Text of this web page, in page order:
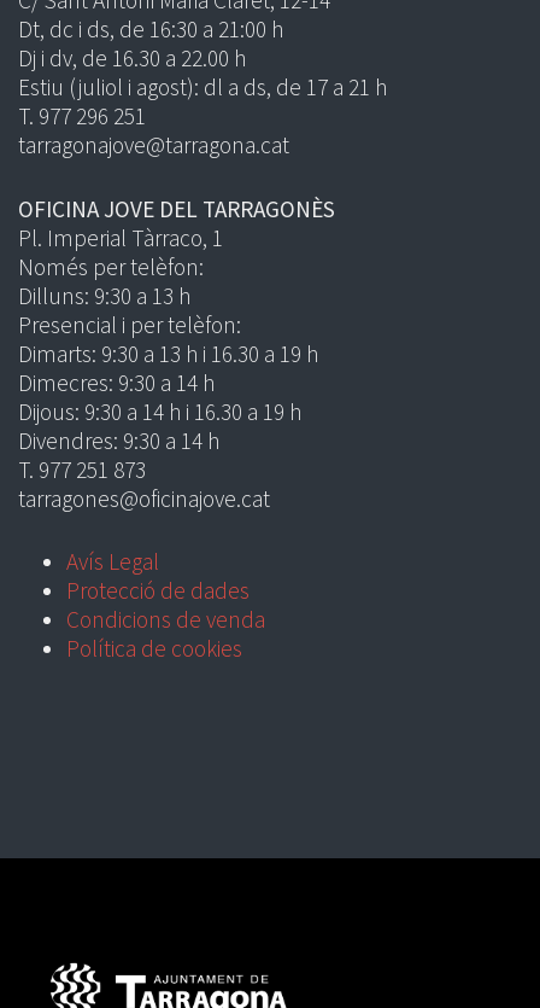
Dt, dc i ds, de 16:30 a 21:00 h
Dj i dv, de 16.30 a 22.00 h
Estiu (juliol i agost): dl a ds, de 17 a 21 h
T. 977 296 251
tarragonajove@tarragona.cat
OFICINA JOVE DEL TARRAGONÈS
Pl. Imperial Tàrraco, 1
Només per telèfon:
Dilluns: 9:30 a 13 h
Presencial i per telèfon:
Dimarts: 9:30 a 13 h i 16.30 a 19 h
Dimecres: 9:30 a 14 h
Dijous: 9:30 a 14 h i 16.30 a 19 h
Divendres: 9:30 a 14 h
T. 977 251 873
tarragones@oficinajove.cat
Avís Legal
Protecció de dades
Condicions de venda
Política de cookies